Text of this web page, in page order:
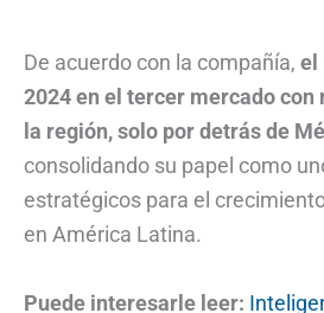
De acuerdo con la compañía, el
2024 en el tercer mercado con
la región, solo por detrás de
consolidando su papel como
estratégicos para el
en América Latina.
Puede interesarle leer: